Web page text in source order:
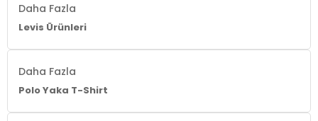
Daha Fazla
Levis Ürünleri
Daha Fazla
Polo Yaka T-Shirt